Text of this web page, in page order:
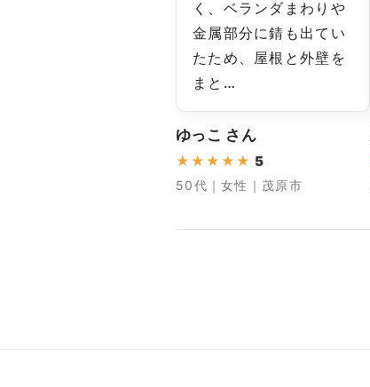
く、ベランダまわりや
金属部分に錆も出てい
たため、屋根と外壁を
まと…
ゆっこ さん
★ ★ ★ ★ ★ 5
50代｜女性｜茂原市